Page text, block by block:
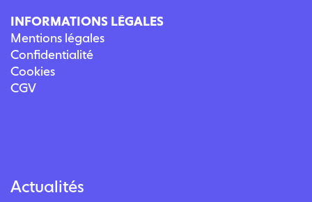
INFORMATIONS LÉGALES
Mentions légales
Confidentialité
Cookies
CGV
Actualités